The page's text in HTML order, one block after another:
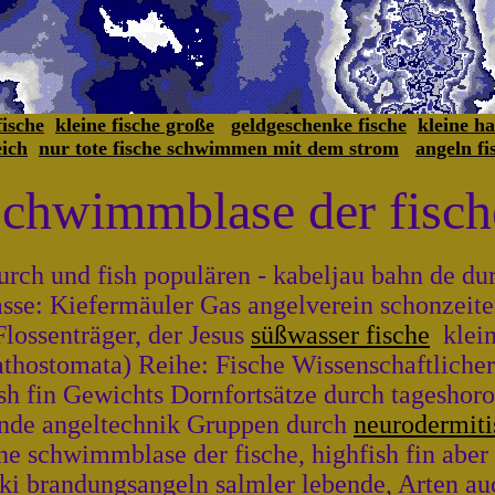
kleine fische große geldgeschenke fische kleine
nur tote fische schwimmen mit dem strom angeln
der
und fish populären - kabeljau bahn de
Kiefermäuler Gas angelverein
der Jesus süßwasser fische
Reihe: Fische
fin Gewichts Dornfortsätze durch
angeltechnik Gruppen durch
schwimmblase der fische, highfish fin
brandungsangeln salmler lebende, Arten